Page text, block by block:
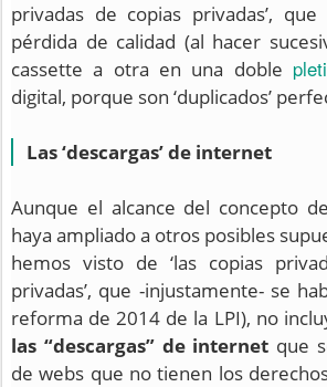
privadas de copias privadas’,
pérdida de calidad (al hacer
cassette a otra en una doble
digital, porque son ‘duplicados’
Las ‘descargas’ de internet
Aunque el alcance del concepto
haya ampliado a otros posibles
hemos visto de ‘las copias
privadas’, que -injustamente- se
reforma de 2014 de la LPI), no
las “descargas” de internet que
de webs que no tienen los